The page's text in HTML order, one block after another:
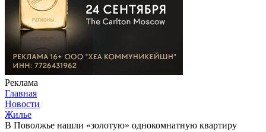
Реклама
Главная
Новости
Жилье
В Поволжье нашли «золотую» однокомнатную квартиру